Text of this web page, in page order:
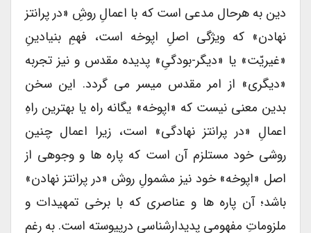
دین به هرحال مدعی است که با اعمالِ روشِ «در پرانتز
نهادن» که ویژگی اصلِ اپوخه است، فهمِ بنیادینِ
«غیریّت» یا «دیگر-بودگیِ» پدیده مقدس و نیز تجربه
«دیگری» از امر مقدس میسر می گردد. این سخن
بدین معنی نیست که «اپوخه» یگانه راه یا بهترین راهِ
اعمالِ «در پرانتز نهادگی» است، زیرا اعمال چنین
روشی خود مستلزم آن است که پاره ها و وجوهی از
اصل «اپوخه» خود نیز مشمولِ روش «در پرانتز نهادن»
باشد؛ آن پاره ها و عناصری که با برخی تمهیدات و
ملزوماتِ مفهومی پدیدارشناسی درپیوسته است. به رغم